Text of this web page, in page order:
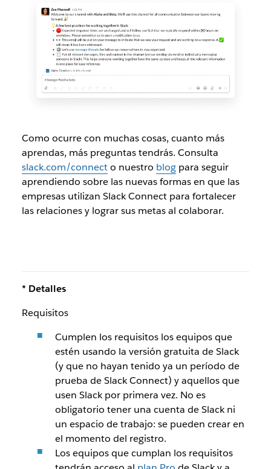
Como ocurre con muchas cosas, cuanto más
aprendas, más preguntas tendrás. Consulta
slack.com/connecto nuestro blogpara seguir
aprendiendo sobre las nuevas formas en que las
empresas utilizan Slack Connect para fortalecer
las relaciones y lograr sus metas al colaborar.
* Detalles
Requisitos
Cumplen los requisitos los equipos que
estén usando la versión gratuita de Slack
(y que no hayan tenido ya un período de
prueba de Slack Connect) y aquellos que
usen Slack por primera vez. No es
obligatorio tener una cuenta de Slack ni
un espacio de trabajo: se pueden crear en
el momento del registro.
Los equipos que cumplan los requisitos